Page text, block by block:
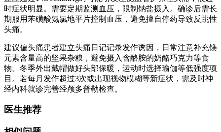
时症状明显。需要定期监测血压，限制钠盐摄入。确诊后需长
期服用苯磺酸氨氯地平片控制血压，避免擅自停药导致反跳性
头痛。
建议偏头痛患者建立头痛日记记录发作诱因，日常注意补充镁
元素含量高的坚果杂粮，避免摄入含酪胺的奶酪巧克力等食
物。冬季外出戴帽做好头部保暖，运动时选择瑜伽等低强度项
目。若每月发作超过3次或出现视物模糊等新症状，需及时神
经内科就诊完善经颅多普勒检查。
医生推荐